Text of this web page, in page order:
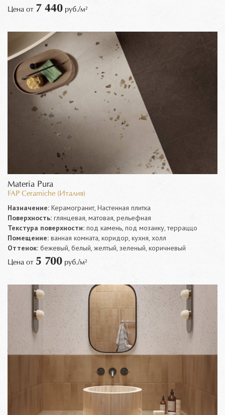
Цена от 7 440 руб./м²
Materia Pura
FAP Ceramiche (Италия)
Назначение: Керамогранит, Настенная плитка
Поверхность: глянцевая, матовая, рельефная
Текстура поверхности: под камень, под мозаику, терраццо
Помещение: ванная комната, коридор, кухня, холл
Оттенок: бежевый, белый, желтый, зеленый, коричневый
Цена от 5 700 руб./м²